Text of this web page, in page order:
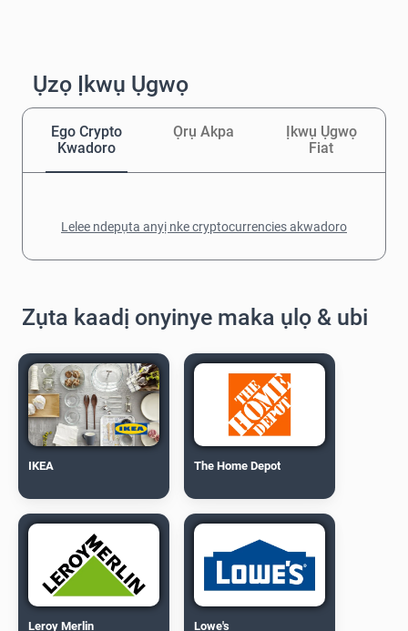
Ụzọ Ịkwụ Ụgwọ
Ego Crypto
Kwadoro
Ọrụ Akpa
Ịkwụ Ụgwọ
Fiat
Lelee ndepụta anyị nke cryptocurrencies akwadoro
Zụta kaadị onyinye maka ụlọ & ubi
IKEA The Home Depot
Leroy Merlin Lowe's